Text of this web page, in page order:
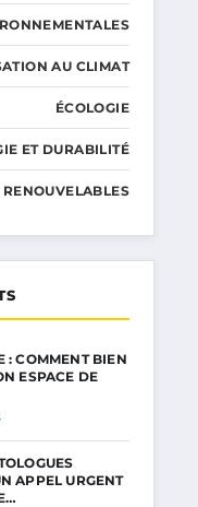
AU CLIMAT
ÉCOLOGIE
ET DURABILITÉ
RENOUVELABLES
: COMMENT BIEN
ESPACE DE
APPEL URGENT